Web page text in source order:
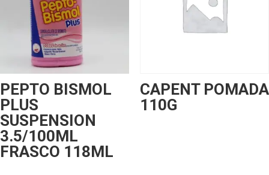
PEPTO BISMOL
PLUS
SUSPENSION
3.5/100ML
FRASCO 118ML
CAPENT POMADA
110G